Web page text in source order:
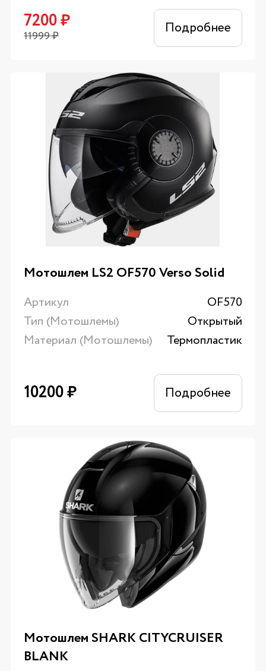
7200₽
11999₽ Подробнее
Мотошлем LS2 OF570 Verso Solid
Артикул
OF570
Тип (Мотошлемы)
Открытый
Материал (Мотошлемы)
Термопластик
10200₽ Подробнее
Мотошлем SHARK CITYCRUISER
BLANK